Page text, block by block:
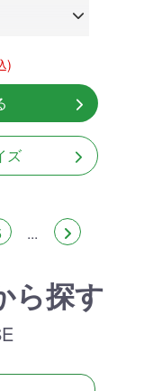
)
ズ
...
ら探す